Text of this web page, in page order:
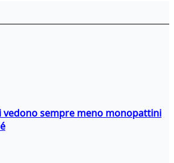
vedono sempre meno monopattini